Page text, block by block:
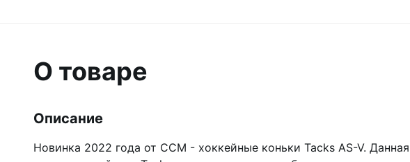
О товаре
Описание
Новинка 2022 года от CCM - хоккейные коньки Tacks AS-V. Данная